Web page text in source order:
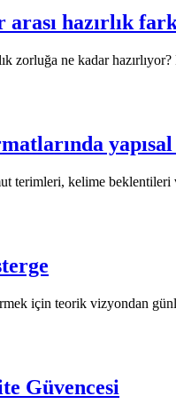
hazırlık
zorluğa ne kadar
terimleri, kelime beklentileri
için teorik vizyondan
Güvencesi